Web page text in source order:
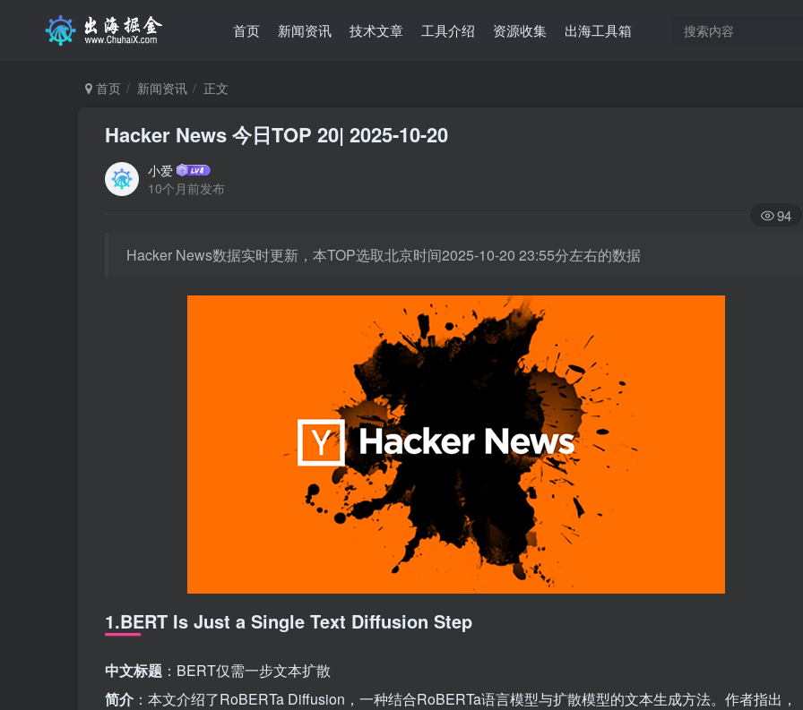
首页 新闻资讯 技术文章 工具介绍 资源收集 出海工具箱
首页 新闻资讯 正文
Hacker News 今日TOP 20| 2025-10-20
小爱
10个月前发布
94
Hacker News数据实时更新，本TOP选取北京时间2025-10-20 23:55分左右的数据
1.BERT Is Just a Single Text Diffusion Step
中文标题 ：BERT仅需一步文本扩散
简介 ：本文介绍了RoBERTa Diffusion，一种结合RoBERTa语言模型与扩散模型的文本生成方法。作者指出，